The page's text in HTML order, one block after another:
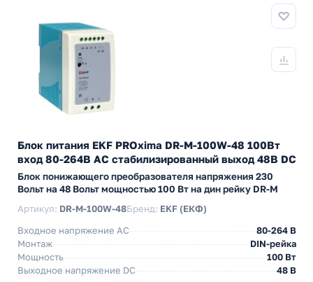
Блок питания EKF PROxima DR-M-100W-48 100Вт
вход 80-264В АС стабилизированный выход 48В DC
Блок понижающего преобразователя напряжения 230
Вольт на 48 Вольт мощностью 100 Вт на дин рейку DR-M
Артикул: DR-M-100W-48Бренд: EKF (ЕКФ)
Входное напряжение AC
80-264 В
Монтаж
DIN-рейка
Мощность
100 Вт
Выходное напряжение DC
48 В